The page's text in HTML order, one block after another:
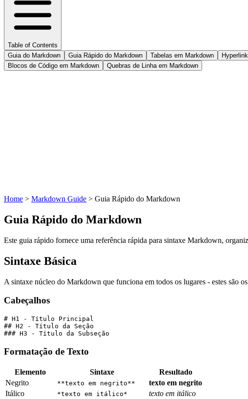
Table of Contents
Guia do Markdown
Guia Rápido do Markdown Tabelas em Markdown
Blocos de Código em Markdown
Quebras de Linha em Markdown
Home > Markdown Guide > Guia Rápido do Markdown
Guia Rápido do Markdown
Este guia rápido fornece uma referência rápida para sintaxe Markdown,
Sintaxe Básica
A sintaxe núcleo do Markdown que funciona em todos os lugares - estes são
Cabeçalhos
# H1 - Título Principal
## H2 - Título da Seção
### H3 - Título da Subseção
Formatação de Texto
Elemento Sintaxe
Resultado
Negrito
**texto em negrito**
texto em negrito
Itálico
*texto em itálico*
texto em itálico